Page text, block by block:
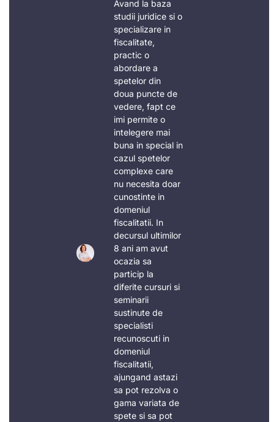
Avand la baza
studii juridice si o
specializare in
fiscalitate,
practic o
abordare a
spetelor din
doua puncte de
vedere, fapt ce
imi permite o
intelegere mai
buna in special in
cazul spetelor
complexe care
nu necesita doar
cunostinte in
domeniul
fiscalitatii. In
decursul ultimilor
8 ani am avut
ocazia sa
particip la
diferite cursuri si
seminarii
sustinute de
specialisti
recunoscuti in
domeniul
fiscalitatii,
ajungand astazi
sa pot rezolva o
gama variata de
spete si sa pot